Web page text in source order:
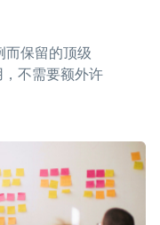
而保留的顶级
不需要额外许